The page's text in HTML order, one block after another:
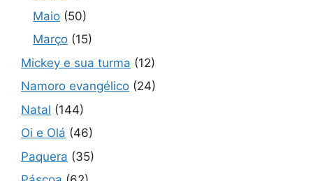
Maio (50)
Março (15)
Mickey e sua turma (12)
Namoro evangélico (24)
Natal (144)
Oi e Olá (46)
Paquera (35)